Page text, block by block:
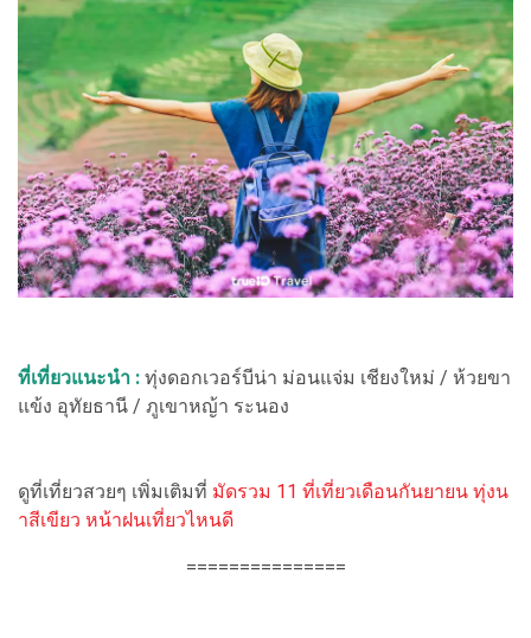
ที่เที่ยวแนะนำ : ทุ่งดอกเวอร์บีน่า ม่อนแจ่ม เชียงใหม่ / ห้วยขา
แข้ง อุทัยธานี / ภูเขาหญ้า ระนอง
ดูที่เที่ยวสวยๆ เพิ่มเติมที่ มัดรวม 11 ที่เที่ยวเดือนกันยายน ทุ่งน
าสีเขียว หน้าฝนเที่ยวไหนดี
===============